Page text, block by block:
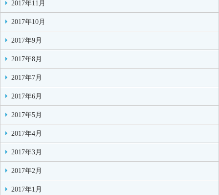
2017年11月
2017年10月
2017年9月
2017年8月
2017年7月
2017年6月
2017年5月
2017年4月
2017年3月
2017年2月
2017年1月